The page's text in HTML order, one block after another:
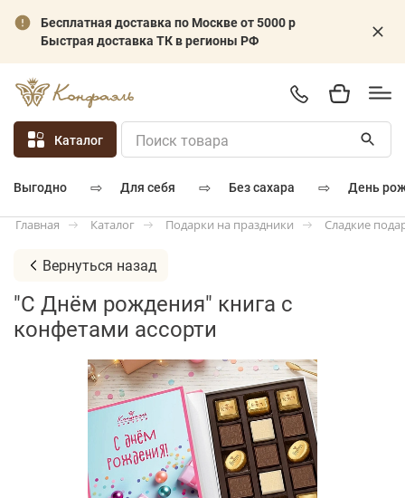
Бесплатная доставка по Москве от 5000 р
Быстрая доставка ТК в регионы РФ
Каталог
выгодно ⇨ для себя ⇨ без сахара ⇨ день
Главная Каталог Подарки на праздники Сладкие
Вернуться назад
"С Днём рождения" книга с
конфетами ассорти